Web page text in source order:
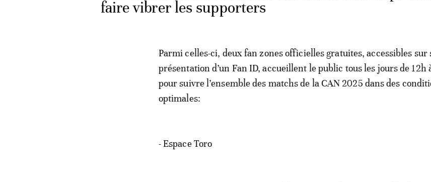
faire vibrer les supporters
Parmi celles-ci, deux fan zones officielles gratuites, accessibles sur
présentation d’un Fan ID, accueillent le public tous les jours de 12h
pour suivre l’ensemble des matchs de la CAN 2025 dans des
optimales:
- Espace Toro